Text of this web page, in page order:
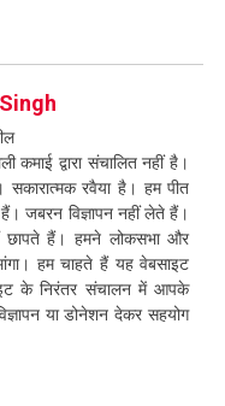
कमाई द्वारा संचालित नहीं है।
सकारात्मक रवैया है। हम पीत
जबरन विज्ञापन नहीं लेते हैं।
छापते हैं। हमने लोकसभा और
हम चाहते हैं यह वेबसाइट
के निरंतर संचालन में आपके
या डोनेशन देकर सहयोग